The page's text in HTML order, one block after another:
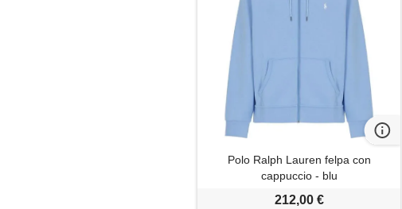
Polo Ralph Lauren felpa con
cappuccio - blu
212,00 €